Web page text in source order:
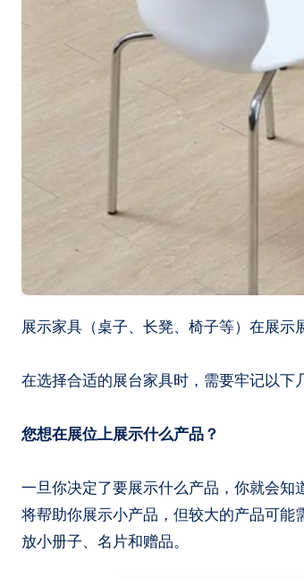
展示家具（桌子、长凳、椅子等）在展
在选择合适的展台家具时，需要牢记以下
您想在展位上展示什么产品？
一旦你决定了要展示什么产品，你就会
将帮助你展示小产品，但较大的产品可
放小册子、名片和赠品。